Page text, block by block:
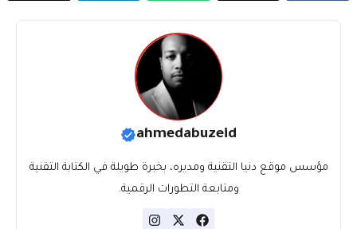
ahmedabuzeid
مؤسس موقع دنيا التقنية ومديره، بخبرة طويلة في الكتابة التقنية
ومتابعة التطورات الرقمية.